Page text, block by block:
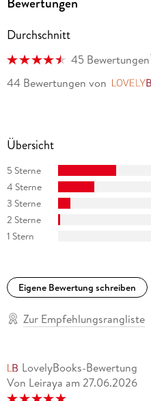
den Bayerischen
für sich.
Durchschnitt
45 Bewertungen
44 Bewertungen von
Übersicht
5 Sterne
4 Sterne
3 Sterne
2 Sterne
1 Stern
Eigene Bewertung schreiben
Zur Empfehlungsrangliste
LovelyBooks-Bewertung
Von Leiraya am 27.06.2026